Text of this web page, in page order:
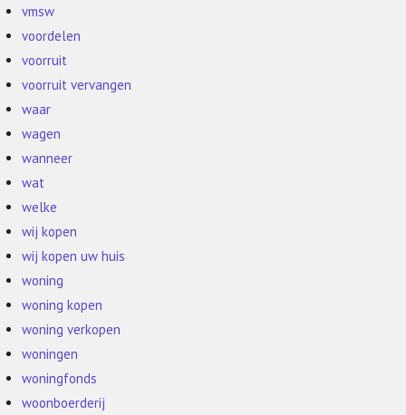
vmsw
voordelen
voorruit
voorruit vervangen
waar
wagen
wanneer
wat
welke
wij kopen
wij kopen uw huis
woning
woning kopen
woning verkopen
woningen
woningfonds
woonboerderij